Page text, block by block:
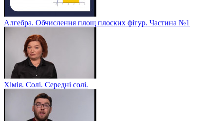
Алгебра. Обчислення площ плоских фігур. Частина №1
Хімія. Солі. Середні солі.